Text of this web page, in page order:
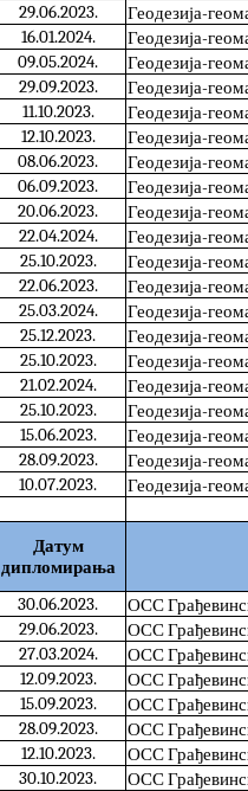
29.06.2023.
Геодезија-
16.01.2024.
Геодезија-
09.05.2024.
Геодезија-
29.09.2023.
Геодезија-
11.10.2023.
Геодезија-
12.10.2023.
Геодезија-
08.06.2023.
Геодезија-
06.09.2023.
Геодезија-
20.06.2023.
Геодезија-
22.04.2024.
Геодезија-
25.10.2023.
Геодезија-
22.06.2023.
Геодезија-
25.03.2024.
Геодезија-
25.12.2023.
Геодезија-
25.10.2023.
Геодезија-
21.02.2024.
Геодезија-
25.10.2023.
Геодезија-
15.06.2023.
Геодезија-
28.09.2023.
Геодезија-
10.07.2023. Геодезија-
Датум
дипломирања
30.06.2023.
ОСС
29.06.2023.
ОСС
27.03.2024.
ОСС
12.09.2023.
ОСС
15.09.2023.
ОСС
28.09.2023.
ОСС
12.10.2023.
ОСС
30.10.2023.
ОСС